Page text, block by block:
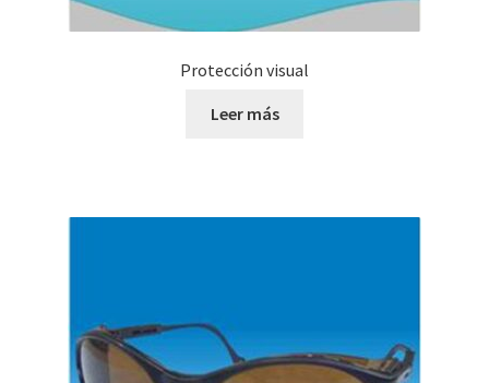
Protección visual
Leer más